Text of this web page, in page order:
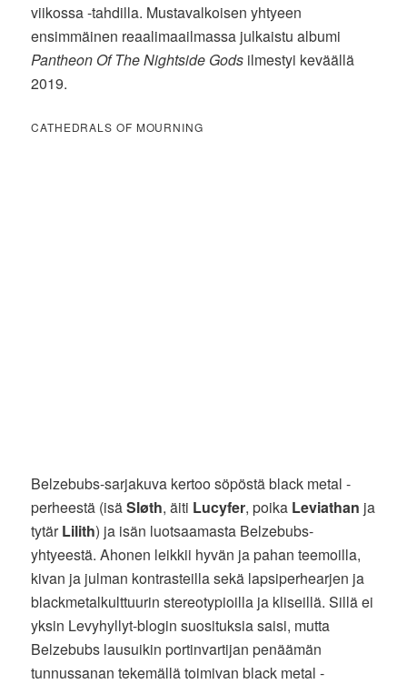
viikossa -tahdilla. Mustavalkoisen yhtyeen
ensimmäinen reaalimaailmassa julkaistu albumi
Pantheon Of The Nightside Gods ilmestyi keväällä
2019.
CATHEDRALS OF MOURNING
Belzebubs-sarjakuva kertoo söpöstä black metal -
perheestä (isäSløth, äiti Lucyfer, poika Leviathan ja
tytärLilith) ja isän luotsaamasta Belzebubs-
yhtyeestä. Ahonen leikkii hyvän ja pahan teemoilla,
kivan ja julman kontrasteilla sekä lapsiperhearjen ja
blackmetalkulttuurin stereotypioilla ja kliseillä. Sillä ei
yksin Levyhyllyt-blogin suosituksia saisi, mutta
Belzebubs lausuikin portinvartijan penäämän
tunnussanan tekemällä toimivan black metal -